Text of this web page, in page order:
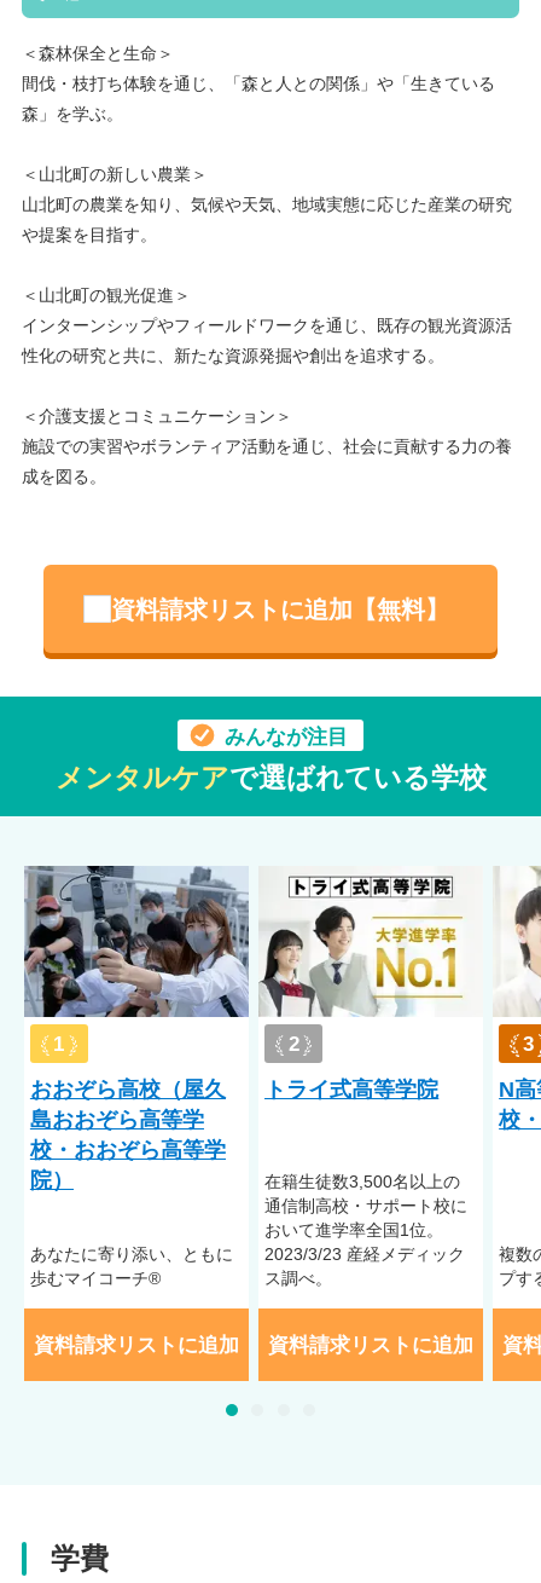
＜森林保全と生命＞
間伐・枝打ち体験を通じ、「森と人との関係」や「生きている
森」を学ぶ。
＜山北町の新しい農業＞
山北町の農業を知り、気候や天気、地域実態に応じた産業の研究
や提案を目指す。
＜山北町の観光促進＞
インターンシップやフィールドワークを通じ、既存の観光資源活
性化の研究と共に、新たな資源発掘や創出を追求する。
＜介護支援とコミュニケーション＞
施設での実習やボランティア活動を通じ、社会に貢献する力の養
成を図る。
資料請求リストに追加【無料】
みんなが注目
メンタルケアで選ばれている学校
1
おおぞら高校（屋久
島おおぞら高等学
校・おおぞら高等学
院）
あなたに寄り添い、ともに
歩むマイコーチ®
資料請求リストに追加
2
トライ式高等学院
在籍⽣徒数3,500名以上の
通信制⾼校・サポート校に
おいて進学率全国1位。
2023/3/23 産経メディック
ス調べ。
資料請求リストに追加
3
N
校
複数
プす
資
学費